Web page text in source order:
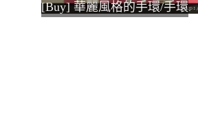
[Buy] 華麗風格的手環/手環